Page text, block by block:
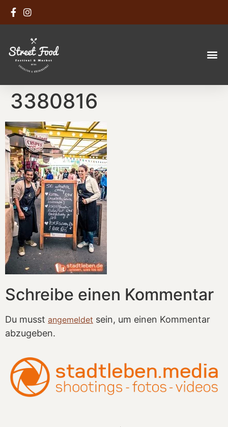
3380816
Schreibe einen Kommentar
Du musst angemeldet sein, um einen Kommentar
abzugeben.